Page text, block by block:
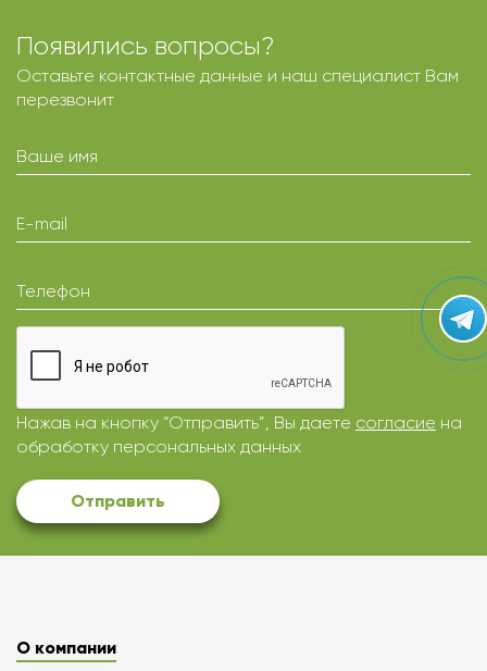
Появились вопросы?
Оставьте контактные данные и наш специалист Вам
перезвонит
Ваше имя
E-mail
Телефон
Нажав на кнопку “Отправить”, Вы даете согласие на
обработку персональных данных
Отправить
О компании